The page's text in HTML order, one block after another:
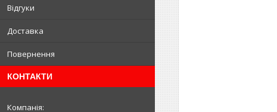
Відгуки
Доставка
Повернення
КОНТАКТИ